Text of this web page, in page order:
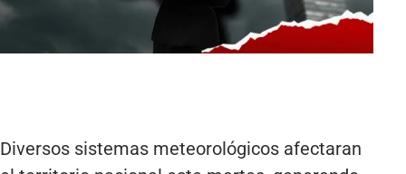
Diversos sistemas meteorológicos afectaran